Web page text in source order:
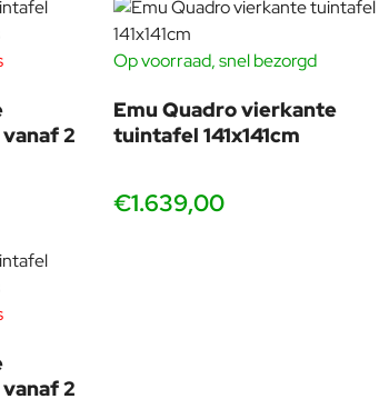
en gestapeld.
bekijken en combineren. We adviseren je
2
Op voorraad, snel bezorgd
Emu Quadro vierkante
tuintafel 141x141cm
€1.639,00
2